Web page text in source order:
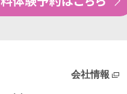
会社情報